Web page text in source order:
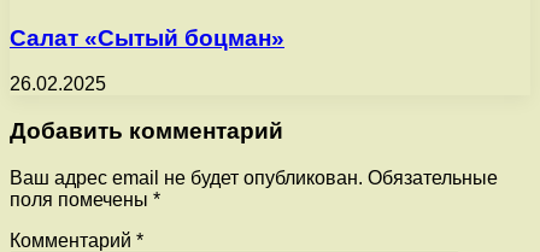
Салат «Сытый боцман»
26.02.2025
Добавить комментарий
Ваш адрес email не будет опубликован. Обязательные
поля помечены *
Комментарий *